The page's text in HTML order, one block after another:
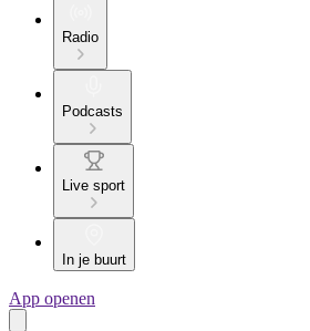
Radio
Podcasts
Live sport
In je buurt
App openen